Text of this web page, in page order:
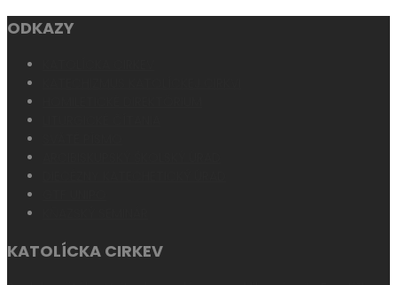
ODKAZY
KATOLÍCKA CIRKEV